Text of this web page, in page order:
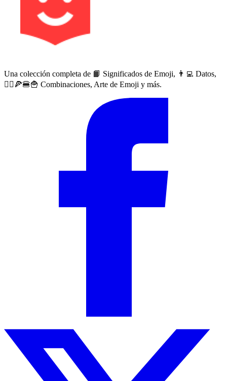
Una colección completa de 📙 Significados de Emoji, 👨‍💻 Datos,
🙅‍♀️🍕🍔🍟 Combinaciones, Arte de Emoji y más.